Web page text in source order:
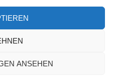
ANSEHEN
Bucher Powered by